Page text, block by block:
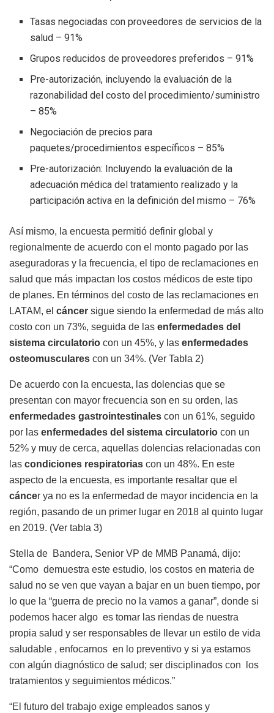
Tasas negociadas con proveedores de servicios de la
salud – 91%
Grupos reducidos de proveedores preferidos – 91%
Pre-autorización, incluyendo la evaluación de la
razonabilidad del costo del procedimiento/suministro
– 85%
Negociación de precios para
paquetes/procedimientos específicos – 85%
Pre-autorización: Incluyendo la evaluación de la
adecuación médica del tratamiento realizado y la
participación activa en la definición del mismo – 76%
Así mismo, la encuesta permitió definir global y
regionalmente de acuerdo con el monto pagado por las
aseguradoras y la frecuencia, el tipo de reclamaciones en
salud que más impactan los costos médicos de este tipo
de planes. En términos del costo de las reclamaciones en
LATAM, el cáncer sigue siendo la enfermedad de más alto
costo con un 73%, seguida de las enfermedades del
sistema circulatorio con un 45%, y las enfermedades
osteomusculares con un 34%. (Ver Tabla 2)
De acuerdo con la encuesta, las dolencias que se
presentan con mayor frecuencia son en su orden, las
enfermedades gastrointestinales con un 61%, seguido
por las enfermedades del sistema circulatorio con un
52% y muy de cerca, aquellas dolencias relacionadas con
las condiciones respiratorias con un 48%. En este
aspecto de la encuesta, es importante resaltar que el
cáncer ya no es la enfermedad de mayor incidencia en la
región, pasando de un primer lugar en 2018 al quinto lugar
en 2019. (Ver tabla 3)
Stella de Bandera, Senior VP de MMB Panamá, dijo:
“Como demuestra este estudio, los costos en materia de
salud no se ven que vayan a bajar en un buen tiempo, por
lo que la “guerra de precio no la vamos a ganar”, donde si
podemos hacer algo es tomar las riendas de nuestra
propia salud y ser responsables de llevar un estilo de vida
saludable , enfocarnos en lo preventivo y si ya estamos
con algún diagnóstico de salud; ser disciplinados con
los
tratamientos y seguimientos médicos.”
“El futuro del trabajo exige empleados sanos y